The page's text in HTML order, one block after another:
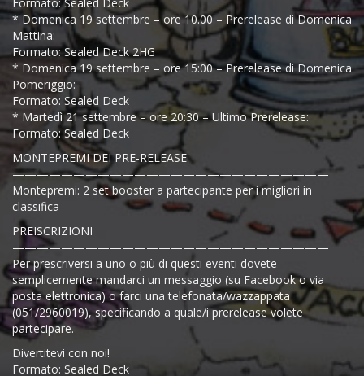
* Domenica 19 settembre – ore 10.00 – Prerelease di Domenica
Mattina:
Formato: Sealed Deck 2HG
* Domenica 19 settembre – ore 15:00 – Prerelease di Domenica
Pomeriggio:
Formato: Sealed Deck
* Martedì 21 settembre – ore 20:30 – Ultimo Prerelease:
Formato: Sealed Deck
MONTEPREMI DEI PRE-RELEASE
——————————————————————————
Montepremi: 2 set booster a partecipante per i migliori in
classifica
PREISCRIZIONI
——————————————————————————
Per prescriversi a uno o più di questi eventi dovete
semplicemente mandarci un messaggio (su Facebook o via
posta elettronica) o farci una telefonata/wazzappata
(051/2960019), specificando a quale/i prerelease volete
partecipare.
Divertitevi con noi!
Formato: Sealed Deck